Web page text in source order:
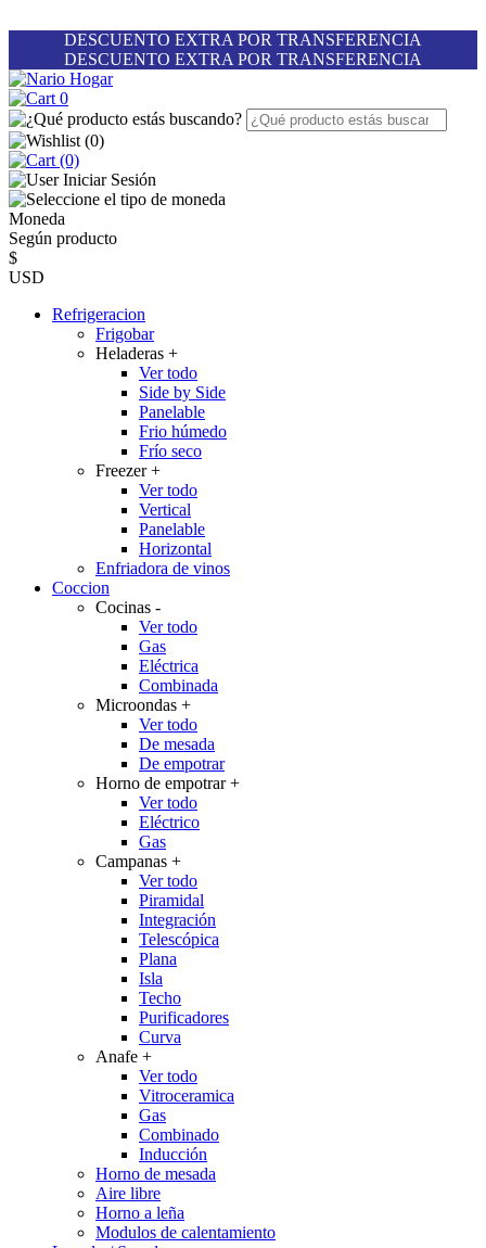
DESCUENTO EXTRA POR TRANSFERENCIA
DESCUENTO EXTRA POR TRANSFERENCIA
0
(0)
(0)
Iniciar Sesión
Moneda
Según producto
$
USD
Refrigeracion
Frigobar
Heladeras +
Ver todo
Side by Side
Panelable
Frio húmedo
Frío seco
Freezer+
Ver todo
Vertical
Panelable
Horizontal
Enfriadora de vinos
Coccion
Cocinas -
Ver todo
Gas
Eléctrica
Combinada
Microondas +
Ver todo
De mesada
De empotrar
Horno de empotrar+
Ver todo
Eléctrico
Gas
Campanas +
Ver todo
Piramidal
Integración
Telescópica
Plana
Isla
Techo
Purificadores
Curva
Anafe +
Ver todo
Vitroceramica
Gas
Combinado
Inducción
Horno de mesada
Aire libre
Horno a leña
Modulos de calentamiento